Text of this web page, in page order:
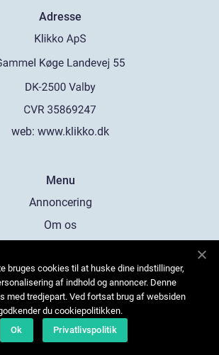
Adresse
web: www.klikko.dk
Menu
Annoncering
Om os
Kontakt os
Sitemap
bruges cookies til at huske dine indstillinger,
af indhold og annoncer. Denne
med tredjepart. Ved fortsat brug af websiden
du cookiepolitikken.
Ok
Privatlivspolitik